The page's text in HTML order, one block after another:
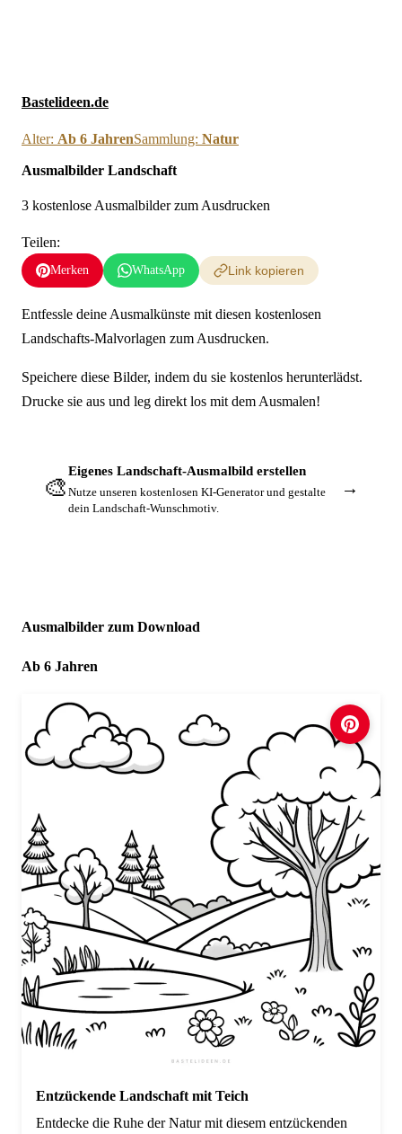
Bastelideen.de
Alter: Ab 6 JahrenSammlung: Natur
Ausmalbilder Landschaft
3 kostenlose Ausmalbilder zum Ausdrucken
Teilen:
Merken WhatsApp Link kopieren
Entfessle deine Ausmalkünste mit diesen kostenlosen
Landschafts-Malvorlagen zum Ausdrucken.
Speichere diese Bilder, indem du sie kostenlos herunterlädst.
Drucke sie aus und leg direkt los mit dem Ausmalen!
🎨
Eigenes Landschaft-Ausmalbild erstellen
Nutze unseren kostenlosen KI-Generator und gestalte
dein Landschaft-Wunschmotiv.
→
Ausmalbilder zum Download
Ab 6 Jahren
Entzückende Landschaft mit Teich
Entdecke die Ruhe der Natur mit diesem entzückenden